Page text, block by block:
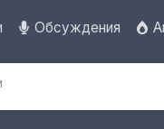
Обсуждения